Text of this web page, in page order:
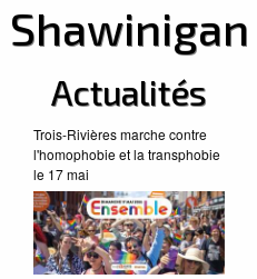
Shawinigan
Actualités
Trois-Rivières marche contre
l'homophobie et la transphobie
le 17 mai